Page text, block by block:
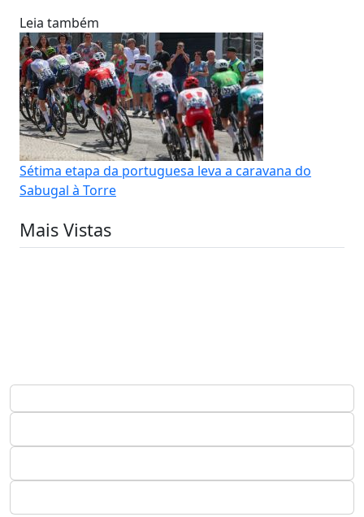
Leia também
Sétima etapa da portuguesa leva a caravana do
Sabugal à Torre
Mais Vistas